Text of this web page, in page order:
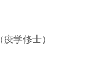
学修士）